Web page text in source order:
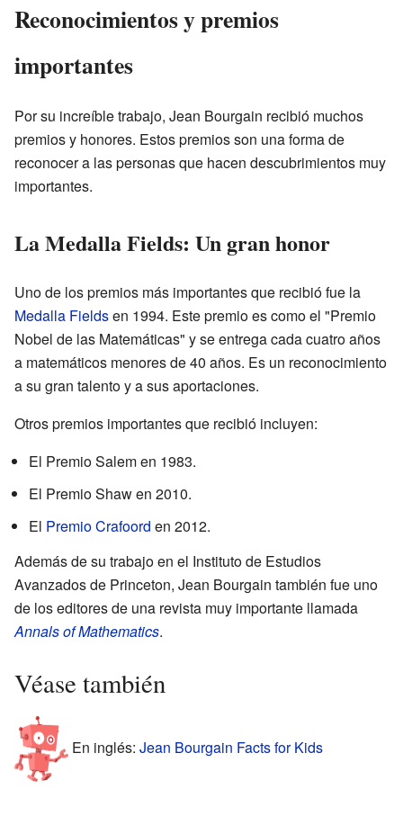
Reconocimientos y premios
importantes
Por su increíble trabajo, Jean Bourgain recibió muchos
premios y honores. Estos premios son una forma de
reconocer a las personas que hacen descubrimientos muy
importantes.
La Medalla Fields: Un gran honor
Uno de los premios más importantes que recibió fue la
Medalla Fieldsen 1994. Este premio es como el "Premio
Nobel de las Matemáticas" y se entrega cada cuatro años
a matemáticos menores de 40 años. Es un reconocimiento
a su gran talento y a sus aportaciones.
Otros premios importantes que recibió incluyen:
El Premio Salem en 1983.
El Premio Shaw en 2010.
El Premio Crafoord en 2012.
Además de su trabajo en el Instituto de Estudios
Avanzados de Princeton, Jean Bourgain también fue uno
de los editores de una revista muy importante llamada
Annals of Mathematics.
Véase también
En inglés: Jean Bourgain Facts for Kids